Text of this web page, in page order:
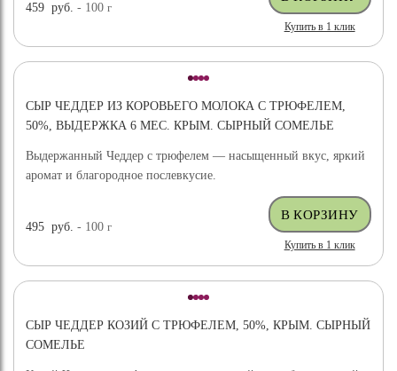
459 руб. - 100г
Купить в 1 клик
СЫР ЧЕДДЕР ИЗ КОРОВЬЕГО МОЛОКА С ТРЮФЕЛЕМ,
50%, ВЫДЕРЖКА 6 МЕС. КРЫМ. СЫРНЫЙ СОМЕЛЬЕ
Выдержанный Чеддер с трюфелем — насыщенный вкус, яркий
аромат и благородное послевкусие.
495 руб. - 100г
Купить в 1 клик
СЫР ЧЕДДЕР КОЗИЙ С ТРЮФЕЛЕМ, 50%, КРЫМ. СЫРНЫЙ
СОМЕЛЬЕ